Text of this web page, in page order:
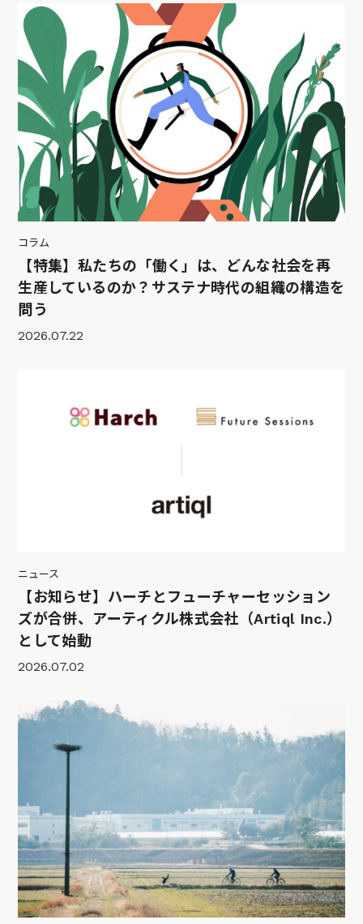
コラム
【特集】私たちの「働く」は、どんな社会を再
生産しているのか？サステナ時代の組織の構造を
問う
2026.07.22
ニュース
【お知らせ】ハーチとフューチャーセッション
ズが合併、アーティクル株式会社（Artiql Inc.）
として始動
2026.07.02